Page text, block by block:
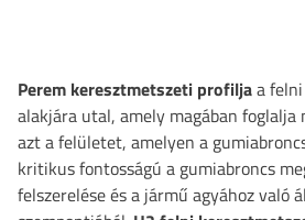
Perem keresztmetszeti profiljaa
alakjára utal, amely magában foglalja
azt a felületet, amelyen a
kritikus fontosságú a gumiabroncs
felszerelése és a jármű agyához való